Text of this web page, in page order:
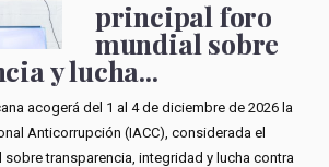
principal foro
mundial sobre
y lucha...
acogerá del 1 al 4 de diciembre de 2026 la
Anticorrupción (IACC), considerada el
transparencia, integridad y lucha contra